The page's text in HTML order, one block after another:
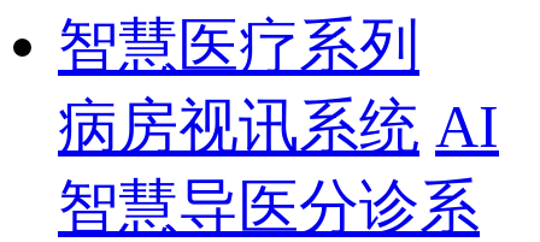
智慧医疗系列
病房视讯系统 AI
智慧导医分诊系